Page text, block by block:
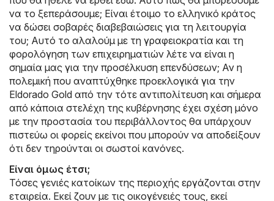
να το ξεπεράσουμε; Είναι έτοιμο το ελληνικό κράτος
να δώσει σοβαρές διαβεβαιώσεις για τη λειτουργία
του; Αυτό το αλαλούμ με τη γραφειοκρατία και τη
φορολόγηση των επιχειρηματιών λέτε να είναι η
σημαία μας για την προσέλκυση επενδύσεων; Αν η
πολεμική που αναπτύχθηκε προεκλογικά για την
Eldorado Gold από την τότε αντιπολίτευση και σήμερα
από κάποια στελέχη της κυβέρνησης έχει σχέση μόνο
με την προστασία του περιβάλλοντος θα υπάρχουν
πιστεύω οι φορείς εκείνοι που μπορούν να αποδείξουν
ότι δεν τηρούνται οι σωστοί κανόνες.
Είναι όμως έτσι;
Τόσες γενιές κατοίκων της περιοχής εργάζονται στην
εταιρεία. Εκεί ζουν με τις οικογένειές τους, εκεί